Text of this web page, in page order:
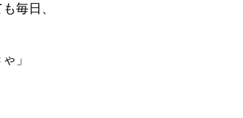
毎日、
」